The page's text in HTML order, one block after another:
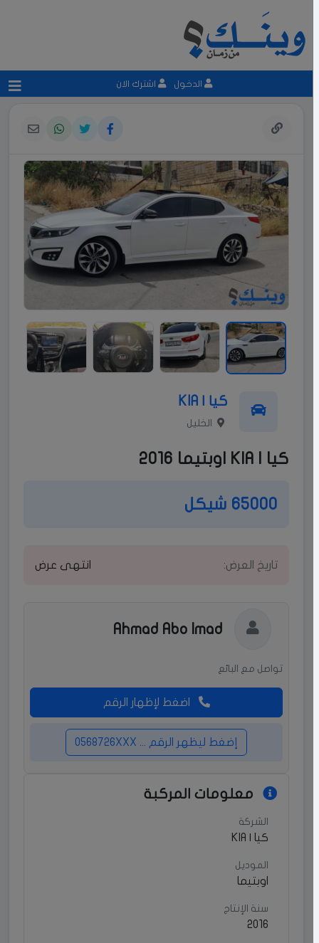
الدخول اشترك الان
كيا | KIA
الخليل
كيا | KIA اوبتيما 2016
65000 شيكل
تاريخ العرض: انتهى عرض
Ahmad Abo Imad
تواصل مع البائع
اضغط لإظهار الرقم
إضغط ليظهر الرقم ... 0568726XXX
معلومات المركبة
الشركة
كيا | KIA
الموديل
اوبتيما
سنة الإنتاج
2016